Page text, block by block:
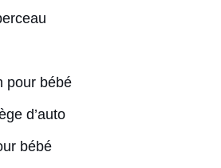
pour bébé
d’auto
bébé